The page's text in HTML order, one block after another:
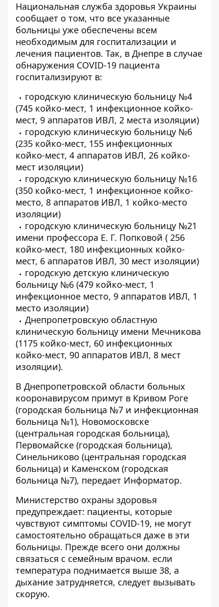
Национальная служба здоровья Украины
сообщает о том, что все указанные
больницы уже обеспечены всем
необходимым для госпитализации и
лечения пациентов. Так, в Днепре в случае
обнаружения COVID-19 пациента
госпитализируют в:
городскую клиническую больницу №4
(745 койко-мест, 1 инфекционное койко-
мест, 9 аппаратов ИВЛ, 2 места изоляции)
городскую клиническую больницу №6
(235 койко-мест, 155 инфекционных
койко-мест, 4 аппаратов ИВЛ, 26 койко-
мест изоляции)
городскую клиническую больницу №16
(350 койко-мест, 1 инфекционное койко-
место, 8 аппаратов ИВЛ, 1 койко-место
изоляции)
городскую клиническую больницу №21
имени профессора Е. Г. Попковой ( 256
койко-мест, 180 инфекционных койко-
мест, 6 аппаратов ИВЛ, 30 мест изоляции)
городскую детскую клиническую
больницу №6 (479 койко-мест, 1
инфекционное место, 9 аппаратов ИВЛ, 1
место изоляции)
Днепропетровскую областную
клиническую больницу имени Мечникова
(1175 койко-мест, 60 инфекционных
койко-мест, 90 аппаратов ИВЛ, 8 мест
изоляции).
В Днепропетровской области больных
кооронавирусом примут в Кривом Роге
(городская больница №7 и инфекционная
больница №1), Новомосковске
(центральная городская больница),
Первомайске (городская больница),
Синельниково (центральная городская
больница) и Каменском (городская
больница №7), передает Информатор.
Министерство охраны здоровья
предупреждает: пациенты, которые
чувствуют симптомы COVID-19, не могут
самостоятельно обращаться даже в эти
больницы. Прежде всего они должны
связаться с семейным врачом. если
температура поднимается выше 38, а
дыхание затрудняется, следует вызывать
скорую.